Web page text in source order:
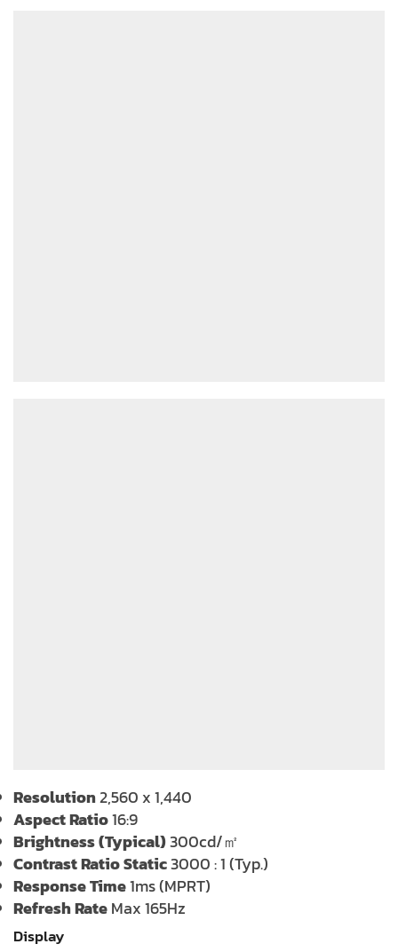
Resolution2,560 x 1,440
Aspect Ratio16:9
Brightness (Typical)300cd/㎡
Contrast Ratio Static3000 : 1 (Typ.)
Response Time1ms (MPRT)
Refresh RateMax 165Hz
Display